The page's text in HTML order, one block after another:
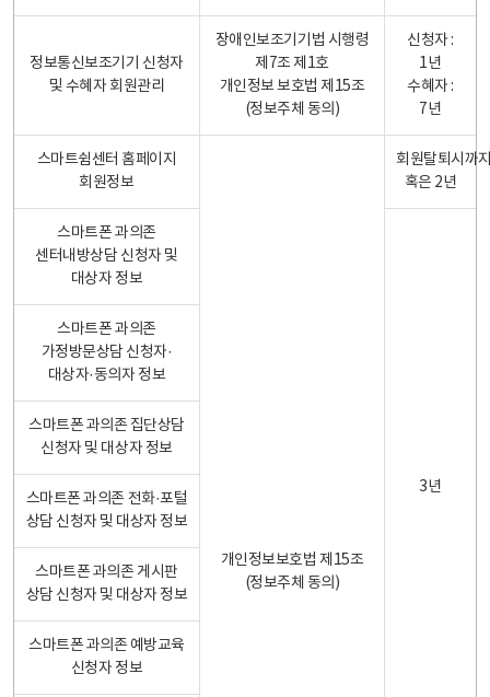
정보통신보조기기 신청자
및 수혜자 회원관리
장애인보조기기법 시행령
제7조 제1호
개인정보 보호법 제15조
(정보주체 동의)
신청자 :
1년
수혜자 :
7년
스마트쉼센터 홈페이지
회원정보
개인정보보호법 제15조
(정보주체 동의)
회원탈퇴시까
혹은 2년
스마트폰 과의존
센터내방상담 신청자 및
대상자 정보
3년
스마트폰 과의존
가정방문상담 신청자·
대상자·동의자 정보
스마트폰 과의존 집단상담
신청자 및 대상자 정보
스마트폰 과의존 전화·포털
상담 신청자 및 대상자 정보
스마트폰 과의존 게시판
상담 신청자 및 대상자 정보
스마트폰 과의존 예방교육
신청자 정보